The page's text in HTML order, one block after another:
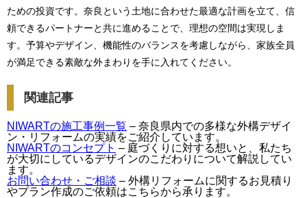
ための投資です。奈良という土地に合わせた最適な計画を立て、信
頼できるパートナーと共に進めることで、理想の空間は実現しま
す。予算やデザイン、機能性のバランスを考慮しながら、家族全員
が満足できる素敵な外まわりを手に入れてください。
関連記事
NIWARTの施工事例一覧 – 奈良県内での多様な外構デザイ
ン・リフォームの実績をご紹介しています。
NIWARTのコンセプト – 庭づくりに対する想いと、私たち
が大切にしているデザインのこだわりについて解説してい
ます。
お問い合わせ・ご相談 – 外構リフォームに関するお見積り
やプラン作成のご依頼はこちらから承ります。